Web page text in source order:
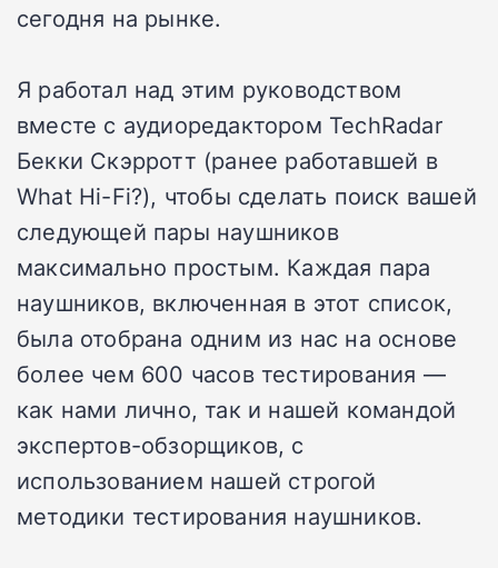
сегодня на рынке.
Я работал над этим руководством
вместе с аудиоредактором TechRadar
Бекки Скэрротт (ранее работавшей в
What Hi-Fi?), чтобы сделать поиск вашей
следующей пары наушников
максимально простым. Каждая пара
наушников, включенная в этот список,
была отобрана одним из нас на основе
более чем 600 часов тестирования —
как нами лично, так и нашей командой
экспертов-обзорщиков, с
использованием нашей строгой
методики тестирования наушников.